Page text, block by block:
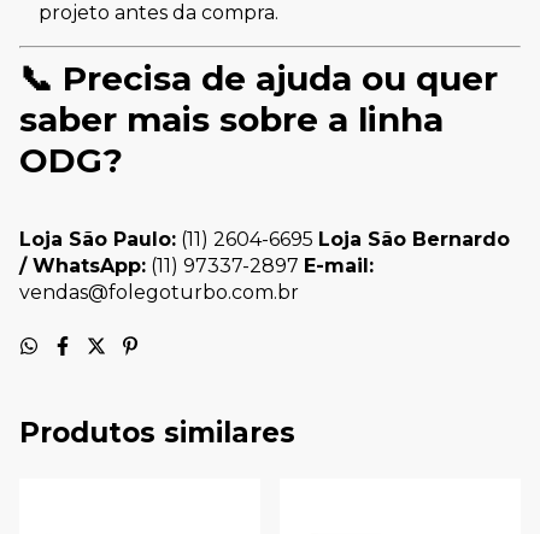
projeto antes da compra.
📞 Precisa de ajuda ou quer
saber mais sobre a linha
ODG?
Loja São Paulo: (11) 2604-6695 Loja São Bernardo
/ WhatsApp: (11) 97337-2897 E-mail:
vendas@folegoturbo.com.br
Produtos similares